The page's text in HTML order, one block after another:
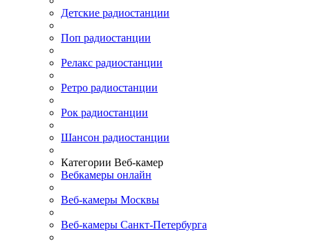
Детские радиостанции
Поп радиостанции
Релакс радиостанции
Ретро радиостанции
Рок радиостанции
Шансон радиостанции
Категории Веб-камер
Вебкамеры онлайн
Веб-камеры Москвы
Веб-камеры Санкт-Петербурга